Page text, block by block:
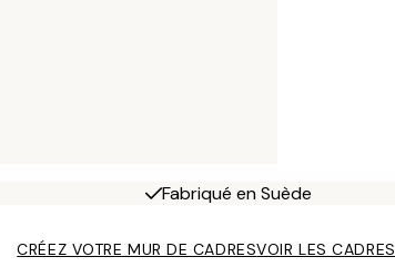
Fabriqué en Suède
CRÉEZ VOTRE MUR DE CADRESVOIR LES CADRES